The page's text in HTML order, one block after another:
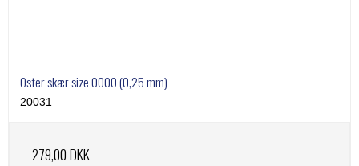
Oster skær size 0000 (0,25 mm)
20031
279,00 DKK